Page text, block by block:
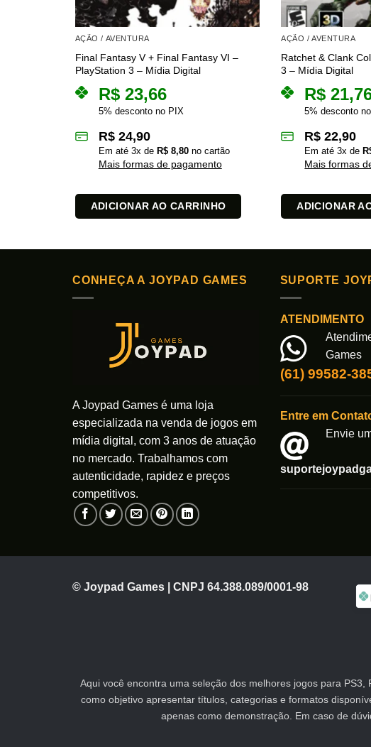
AÇÃO / AVENTURA
Final Fantasy V + Final Fantasy VI –
PlayStation 3 – Mídia Digital
R$23,66
5% desconto no PIX
R$24,90
Em até 3x de R$8,80no cartão
Mais formas de pagamento
ADICIONAR AO CARRINHO
AÇÃO / AVENTURA
Ratchet & Clank
3 – Mídia Digital
R$
5% desconto
R$ 22,90
Em até3x de
Mais formas
ADICIONAR
CONHEÇA A JOYPAD GAMES
A Joypad Games é uma loja
especializada na venda de jogos em
mídia digital, com 3 anos de atuação
no mercado. Trabalhamos com
autenticidade, rapidez e preços
competitivos.
SUPORTE
ATENDIMENTO
Games
(61) 99582-
Entre em
Envie
© Joypad Games | CNPJ 64.388.089/0001-98
Aqui você encontra uma seleção dos melhores jogos para
como objetivo apresentar títulos, categorias e formatos
apenas como demonstração. Em caso de